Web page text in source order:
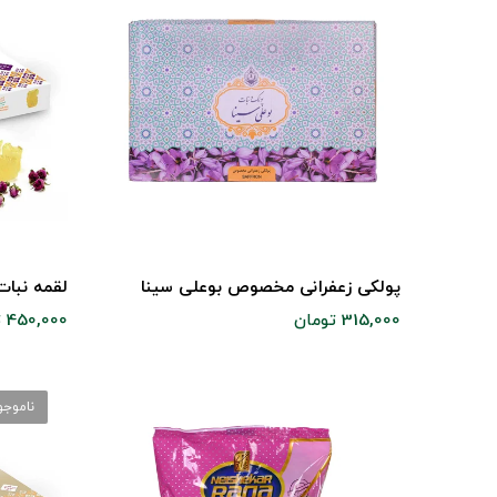
پولکی زعفرانی مخصوص بوعلی سینا
315,000 تومان
لقمه
450,000 تومان